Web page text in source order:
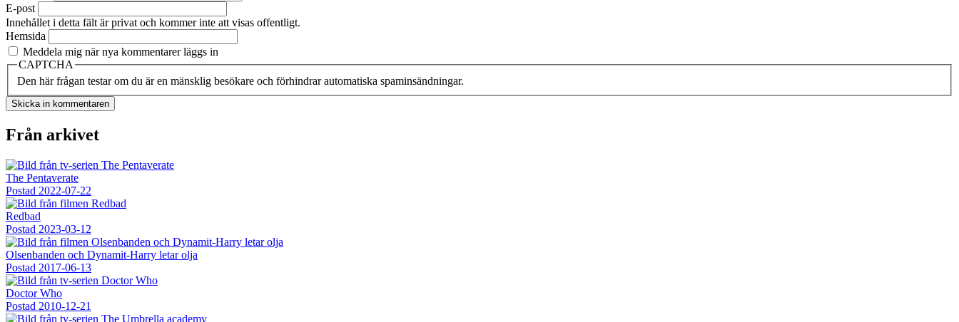
E-post
Innehållet i detta fält är privat och kommer inte att visas offentligt.
Hemsida
Meddela mig när nya kommentarer läggs in
CAPTCHA
Den här frågan testar om du är en mänsklig besökare och förhindrar automatiska spaminsändningar.
Från arkivet
The Pentaverate
Postad 2022-07-22
Redbad
Postad 2023-03-12
Olsenbanden och Dynamit-Harry letar olja
Postad 2017-06-13
Doctor Who
Postad 2010-12-21